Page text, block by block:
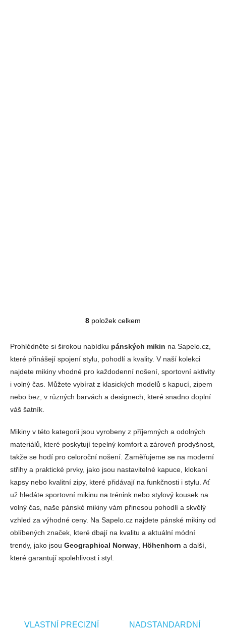
Ovládací prvky výpisu
8 položek celkem
Prohlédněte si širokou nabídku pánských mikin na Sapelo.cz,
které přinášejí spojení stylu, pohodlí a kvality. V naší kolekci
najdete mikiny vhodné pro každodenní nošení, sportovní aktivity
i volný čas. Můžete vybírat z klasických modelů s kapucí, zipem
nebo bez, v různých barvách a designech, které snadno doplní
váš šatník.
Mikiny v této kategorii jsou vyrobeny z příjemných a odolných
materiálů, které poskytují tepelný komfort a zároveň prodyšnost,
takže se hodí pro celoroční nošení. Zaměřujeme se na moderní
střihy a praktické prvky, jako jsou nastavitelné kapuce, klokaní
kapsy nebo kvalitní zipy, které přidávají na funkčnosti i stylu. Ať
už hledáte sportovní mikinu na trénink nebo stylový kousek na
volný čas, naše pánské mikiny vám přinesou pohodlí a skvělý
vzhled za výhodné ceny. Na Sapelo.cz najdete pánské mikiny od
oblíbených značek, které dbají na kvalitu a aktuální módní
trendy, jako jsou Geographical Norway Höhenhorn a další,
které garantují spolehlivost i styl.
VLASTNÍ PRECIZNÍ
NADSTANDARDNÍ